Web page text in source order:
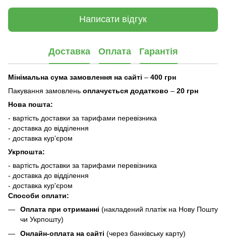
Написати відгук
Доставка Оплата Гарантія
Мінімальна сума замовлення на сайті – 400 грн
Пакування замовлень оплачується додатково – 20 грн
Нова пошта:
- вартість доставки за тарифами перевізника
- доставка до відділення
- доставка кур'єром
Укрпошта:
- вартість доставки за тарифами перевізника
- доставка до відділення
- доставка кур'єром
Способи оплати:
Оплата при отриманні (накладений платіж на Нову Пошту
чи Укрпошту)
Онлайн-оплата на сайті (через банківську карту)